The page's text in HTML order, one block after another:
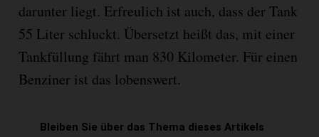
darunter liegt. Erfreulich ist auch, dass der Tank
55 Liter schluckt. Übersetzt heißt das, mit einer
Tankfüllung fährt man 830 Kilometer. Für einen
Benziner ist das lobenswert.
Bleiben Sie über das Thema dieses Artikels